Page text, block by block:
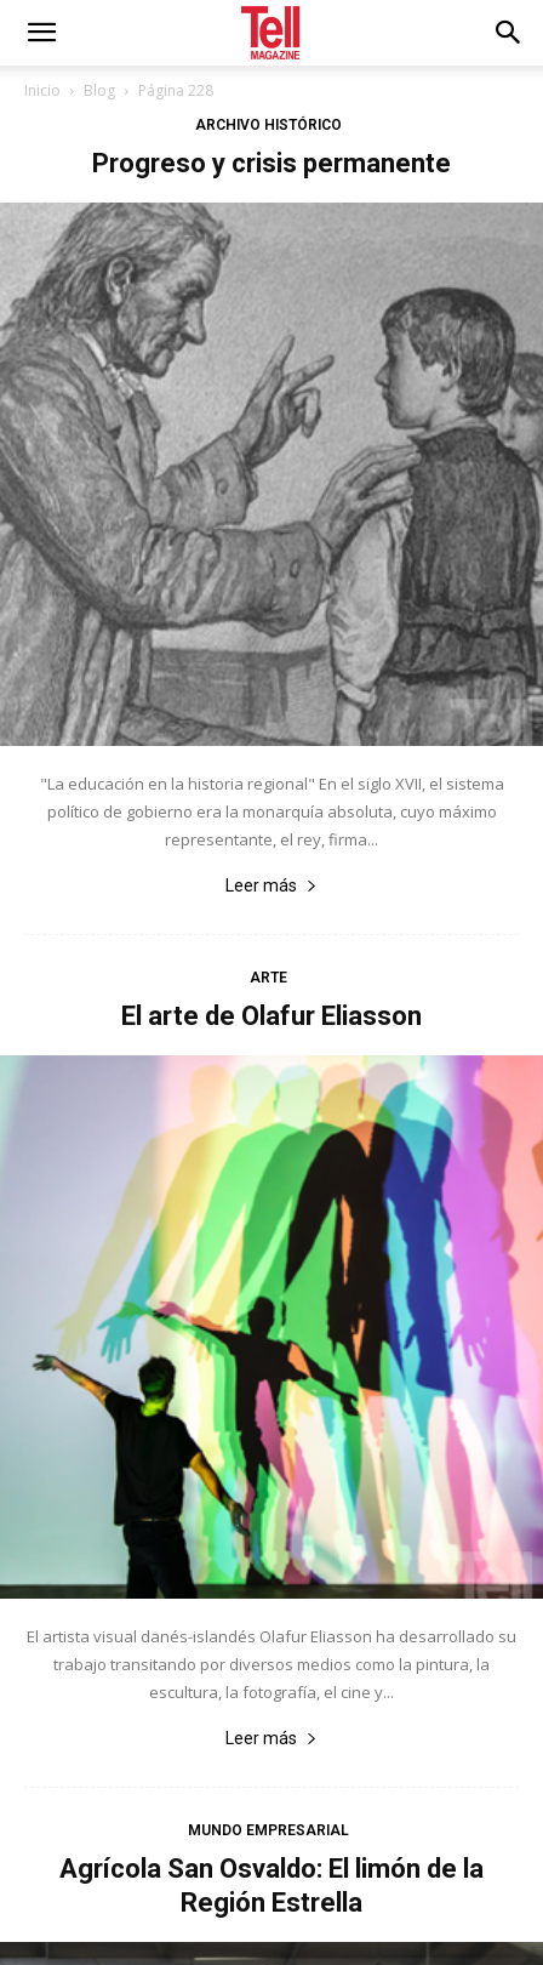
Inicio Blog Página 228
ARCHIVO HISTÓRICO
Progreso y crisis permanente
"La educación en la historia regional" En el siglo XVII, el sistema
político de gobierno era la monarquía absoluta, cuyo máximo
representante, el rey, firma...
Leer más
ARTE
El arte de Olafur Eliasson
El artista visual danés-islandés Olafur Eliasson ha desarrollado su
trabajo transitando por diversos medios como la pintura, la
escultura, la fotografía, el cine y...
Leer más
MUNDO EMPRESARIAL
Agrícola San Osvaldo: El limón de la
Región Estrella